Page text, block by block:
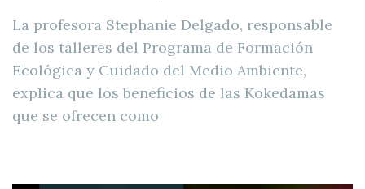
La profesora Stephanie Delgado, responsable
de los talleres del Programa de Formación
Ecológica y Cuidado del Medio Ambiente,
explica que los beneficios de las Kokedamas
que se ofrecen como